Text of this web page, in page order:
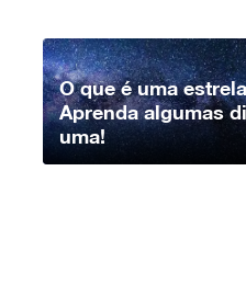
O que é uma
Aprenda algumas
uma!